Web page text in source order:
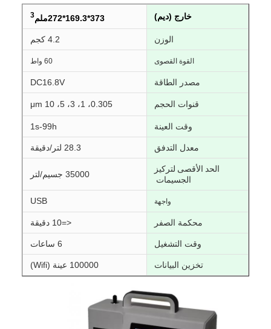
خارج (ديم) 373*169.3*272ملم 3
الوزن 4.2 كجم
القوة القصوى 60 واط
مصدر الطاقة DC16.8V
قنوات الحجم 0.305، 1، 3، 5، 10 μm
وقت العينة 1s-99h
معدل التدفق 28.3 لتر/دقيقة
الحد الأقصى لتركيز
الجسيمات
35000 جسيم/لتر
واجهة USB
محكمة الصفر <=10 دقيقة
وقت التشغيل 6 ساعات
تخزين البيانات 100000 عينة (Wifi)